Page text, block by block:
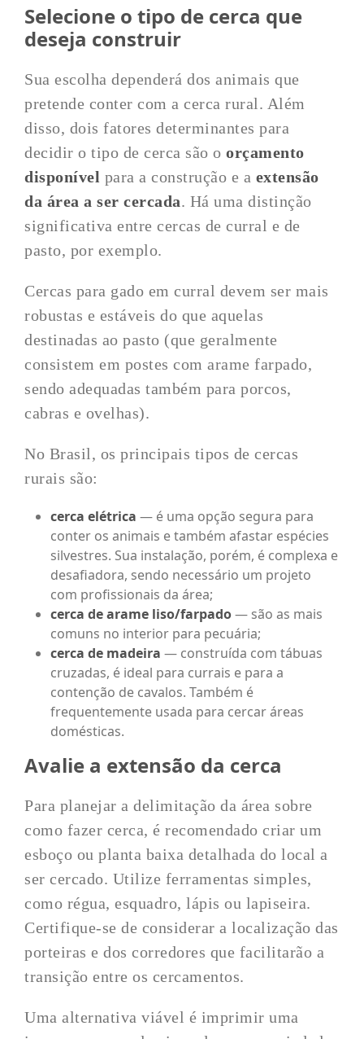
Selecione o tipo de cerca que
deseja construir
Sua escolha dependerá dos animais que
pretende conter com a cerca rural. Além
disso, dois fatores determinantes para
decidir o tipo de cerca são oorçamento
disponível para a construção e a extensão
da área a ser cercada. Há uma distinção
significativa entre cercas de curral e de
pasto, por exemplo.
Cercas para gado em curral devem ser mais
robustas e estáveis do que aquelas
destinadas ao pasto (que geralmente
consistem em postes com arame farpado,
sendo adequadas também para porcos,
cabras e ovelhas).
No Brasil, os principais tipos de cercas
rurais são:
cerca elétrica — é uma opção segura para
conter os animais e também afastar espécies
silvestres. Sua instalação, porém, é complexa e
desafiadora, sendo necessário um projeto
com profissionais da área;
cerca de arame liso/farpado— são as mais
comuns no interior para pecuária;
cerca de madeira — construída com tábuas
cruzadas, é ideal para currais e para a
contenção de cavalos. Também é
frequentemente usada para cercar áreas
domésticas.
Avalie a extensão da cerca
Para planejar a delimitação da área sobre
como fazer cerca, é recomendado criar um
esboço ou planta baixa detalhada do local a
ser cercado. Utilize ferramentas simples,
como régua, esquadro, lápis ou lapiseira.
Certifique-se de considerar a localização das
porteiras e dos corredores que facilitarão a
transição entre os cercamentos.
Uma alternativa viável é imprimir uma